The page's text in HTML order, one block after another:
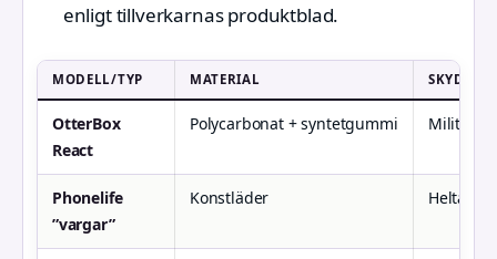
enligt tillverkarnas produktblad.
MODELL/TYP MATERIAL
OtterBox
React
Polycarbonat + syntetgummi Militär
Phonelife
”vargar”
Konstläder